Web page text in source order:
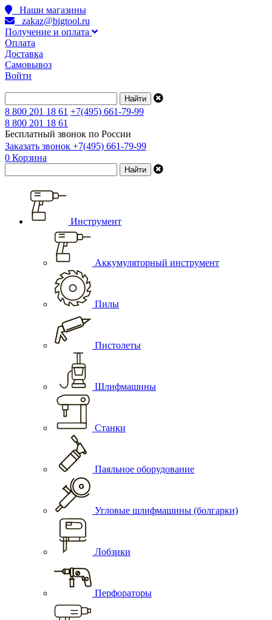
Наши магазины
zakaz@bigtool.ru
Получение и оплата
Оплата
Доставка
Самовывоз
Войти
8 800 201 18 61 +7(495) 661-79-99
8 800 201 18 61
Бесплатный звонок по России
Заказать звонок +7(495) 661-79-99
0 Корзина
Инструмент
Аккумуляторный инструмент
Пилы
Пистолеты
Шлифмашины
Станки
Паяльное оборудование
Угловые шлифмашины (болгарки)
Лобзики
Перфораторы